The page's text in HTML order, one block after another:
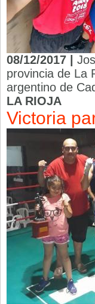
08/12/2017 |
provincia de La
argentino de
LA RIOJA
Victoria